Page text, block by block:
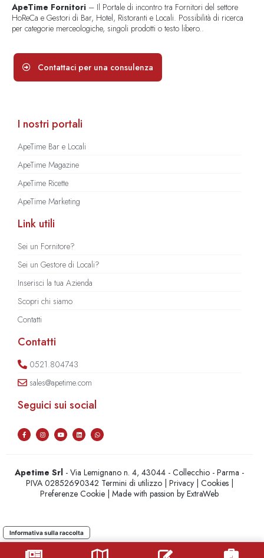
ApeTime Fornitori – Il Portale di incontro tra Fornitori del settore
HoReCa e Gestori di Bar, Hotel, Ristoranti e Locali. Possibilità di ricerca
per categorie merceologiche, singoli prodotti o testo libero..
Contattaci per una consulenza
I nostri portali
ApeTime Bar e Locali
ApeTime Magazine
ApeTime Ricette
ApeTime Marketing
Link utili
Sei un Fornitore?
Sei un Gestore di Locali?
Inserisci la tua Azienda
Scopri chi siamo
Contatti
Contatti
0521.804743
sales@apetime.com
Seguici sui social
Apetime Srl - Via Lemignano n. 4, 43044 - Collecchio - Parma -
PIVA 02852690342 Termini di utilizzo| Privacy| Cookies|
Preferenze Cookie | Made with passion byExtraWeb
Informativa sulla raccolta